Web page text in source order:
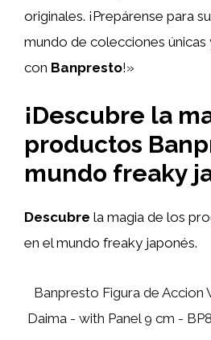
originales. ¡Prepárense para
mundo de colecciones
con Banpresto!»
¡Descubre la
productos
mundo freaky
Descubre la magia de los
en el mundo freaky japonés.
Banpresto Figura de Accion
Daima - with Panel 9 cm -